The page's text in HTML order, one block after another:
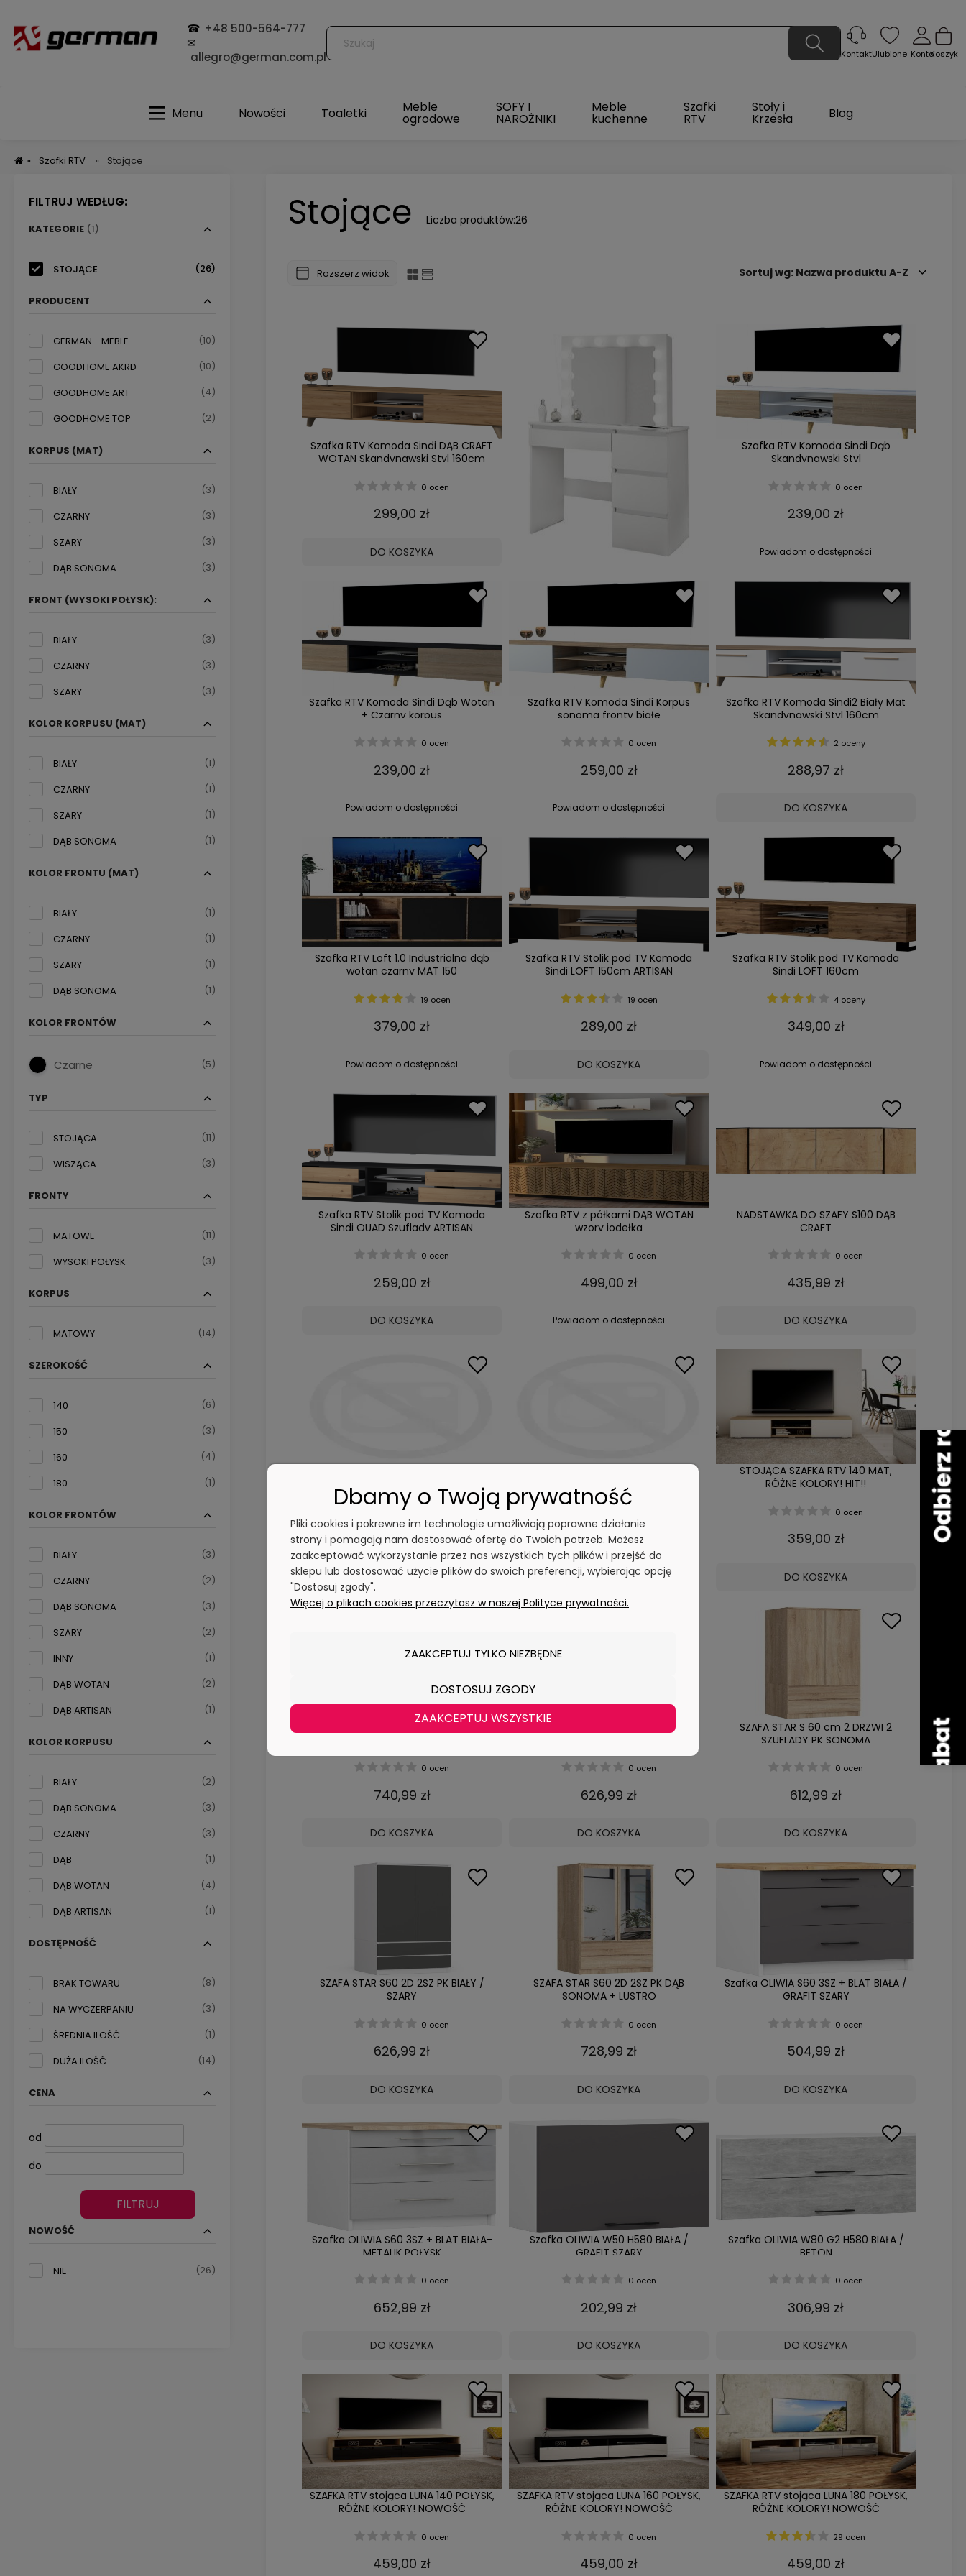
☎ +48 500-564-777
✉
allegro@german.com.pl
Koszyk
Konto
Ulubione
Kontakt
Menu Nowości Toaletki Meble
ogrodowe
SOFY I
NAROŻNIKI
Meble
kuchenne
Szafki
RTV
Stoły i
Krzesła Blog
» Szafki RTV » Stojące
FILTRUJ WEDŁUG:
KATEGORIE (1)
STOJĄCE (26)
PRODUCENT
GERMAN - MEBLE
(10)
GOODHOME AKRD
(10)
GOODHOME ART
(4)
GOODHOME TOP
(2)
KORPUS (MAT)
BIAŁY
(3)
CZARNY
(3)
SZARY
(3)
DĄB SONOMA
(3)
FRONT (WYSOKI POŁYSK):
BIAŁY
(3)
CZARNY
(3)
SZARY
(3)
KOLOR KORPUSU (MAT)
BIAŁY
(1)
CZARNY
(1)
SZARY
(1)
DĄB SONOMA
(1)
KOLOR FRONTU (MAT)
BIAŁY
(1)
CZARNY
(1)
SZARY
(1)
DĄB SONOMA
(1)
KOLOR FRONTÓW
Czarne (5)
TYP
STOJĄCA
(11)
WISZĄCA
(3)
FRONTY
MATOWE
(11)
WYSOKI POŁYSK
(3)
KORPUS
MATOWY (14)
SZEROKOŚĆ
140
(6)
150
(3)
160
(4)
180
(1)
KOLOR FRONTÓW
BIAŁY
(3)
CZARNY
(2)
DĄB SONOMA
(3)
SZARY
(2)
INNY
(1)
DĄB WOTAN
(2)
DĄB ARTISAN
(1)
KOLOR KORPUSU
BIAŁY
(2)
DĄB SONOMA
(3)
CZARNY
(3)
DĄB
(1)
DĄB WOTAN
(4)
DĄB ARTISAN
(1)
DOSTĘPNOŚĆ
BRAK TOWARU
(8)
NA WYCZERPANIU
(3)
ŚREDNIA ILOŚĆ
(1)
DUŻA ILOŚĆ
(14)
CENA
od
do
FILTRUJ
NOWOŚĆ
NIE (26)
Stojące Liczba produktów:26
Rozszerz widok Sortuj wg: Nazwa produktu A-Z
Szafka RTV Komoda Sindi DĄB CRAFT
WOTAN Skandynawski Styl 160cm
0 ocen
299,00 zł
DO KOSZYKA
Szafka RTV Komoda Sindi Dąb
Skandynawski Styl
0 ocen
239,00 zł
Powiadom o dostępności
Szafka RTV Komoda Sindi Dąb Wotan
+ Czarny korpus
0 ocen
239,00 zł
Powiadom o dostępności
Szafka RTV Komoda Sindi Korpus
sonoma fronty białe
0 ocen
259,00 zł
Powiadom o dostępności
Szafka RTV Komoda Sindi2 Biały Mat
Skandynawski Styl 160cm
2 oceny
288,97 zł
DO KOSZYKA
Szafka RTV Loft 1.0 Industrialna dąb
wotan czarny MAT 150
19 ocen
379,00 zł
Powiadom o dostępności
Szafka RTV Stolik pod TV Komoda
Sindi LOFT 150cm ARTISAN
19 ocen
289,00 zł
DO KOSZYKA
Szafka RTV Stolik pod TV Komoda
Sindi LOFT 160cm
4 oceny
349,00 zł
Powiadom o dostępności
Szafka RTV Stolik pod TV Komoda
Sindi QUAD Szuflady ARTISAN
0 ocen
259,00 zł
DO KOSZYKA
Szafka RTV z półkami DĄB WOTAN
wzory jodełka
0 ocen
499,00 zł
Powiadom o dostępności
NADSTAWKA DO SZAFY S100 DĄB
CRAFT
0 ocen
435,99 zł
DO KOSZYKA
222,99 zł
Powiadom o dostępności
196,99 zł
Powiadom o dostępności
STOJĄCA SZAFKA RTV 140 MAT,
RÓŻNE KOLORY! HIT!!
0 ocen
359,00 zł
DO KOSZYKA
SZAFA S 90 cm 2 DRZWI 2 SZUFLADY
0 ocen
740,99 zł
DO KOSZYKA
SZAFA STAR S 60 cm 2 DRZWI 2
0 ocen
626,99 zł
DO KOSZYKA
SZAFA STAR S 60 cm 2 DRZWI 2
SZUFLADY PK SONOMA
0 ocen
612,99 zł
DO KOSZYKA
SZAFA STAR S60 2D 2SZ PK BIAŁY /
SZARY
0 ocen
626,99 zł
DO KOSZYKA
SZAFA STAR S60 2D 2SZ PK DĄB
SONOMA + LUSTRO
0 ocen
728,99 zł
DO KOSZYKA
Szafka OLIWIA S60 3SZ + BLAT BIAŁA /
GRAFIT SZARY
0 ocen
504,99 zł
DO KOSZYKA
Szafka OLIWIA S60 3SZ + BLAT BIAŁA-
METALIK POŁYSK
0 ocen
652,99 zł
DO KOSZYKA
Szafka OLIWIA W50 H580 BIAŁA /
GRAFIT SZARY
0 ocen
202,99 zł
DO KOSZYKA
Szafka OLIWIA W80 G2 H580 BIAŁA /
BETON
0 ocen
306,99 zł
DO KOSZYKA
SZAFKA RTV stojąca LUNA 140 POŁYSK,
RÓŻNE KOLORY! NOWOŚĆ
0 ocen
459,00 zł
SZAFKA RTV stojąca LUNA 160 POŁYSK,
RÓŻNE KOLORY! NOWOŚĆ
0 ocen
459,00 zł
SZAFKA RTV stojąca LUNA 180 POŁYSK,
RÓŻNE KOLORY! NOWOŚĆ
29 ocen
459,00 zł
Dbamy o Twoją prywatność
Pliki cookies i pokrewne im technologie umożliwiają poprawne działanie
strony i pomagają nam dostosować ofertę do Twoich potrzeb. Możesz
zaakceptować wykorzystanie przez nas wszystkich tych plików i przejść do
sklepu lub dostosować użycie plików do swoich preferencji, wybierając opcję
"Dostosuj zgody".
Więcej o plikach cookies przeczytasz w naszej Polityce prywatności.
ZAAKCEPTUJ TYLKO NIEZBĘDNE
DOSTOSUJ ZGODY
ZAAKCEPTUJ WSZYSTKIE